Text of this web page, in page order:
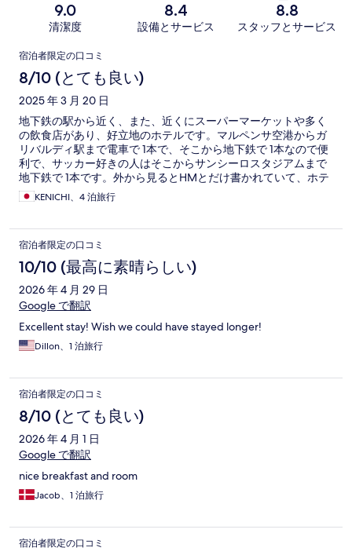
9.0
清潔度
8.4
設備とサービス
8.8
スタッフとサービス
口
コ
ミ
宿泊者限定の口コミ
8/10 (とても良い)
2025 年 3 月 20 日
地下鉄の駅から近く、また、近くにスーパーマーケットや多く
の飲食店があり、好立地のホテルです。マルペンサ空港からガ
リバルディ駅まで電車で 1本で、そこから地下鉄で 1本なので便
利で、サッカー好きの人はそこからサンシーロスタジアムまで
地下鉄で 1本です。外から見るとHMとだけ書かれていて、ホテ
ル名がフルでは書かれていないので、地図アプリ等で確認しな
がら行かないと戸惑うかもしれません。
KENICHI、4 泊旅行
宿泊者限定の口コミ
10/10 (最高に素晴らしい)
2026 年 4 月 29 日
Google で翻訳
Excellent stay! Wish we could have stayed longer!
Dillon、1 泊旅行
宿泊者限定の口コミ
8/10 (とても良い)
2026 年 4 月 1 日
Google で翻訳
nice breakfast and room
Jacob、1 泊旅行
宿泊者限定の口コミ